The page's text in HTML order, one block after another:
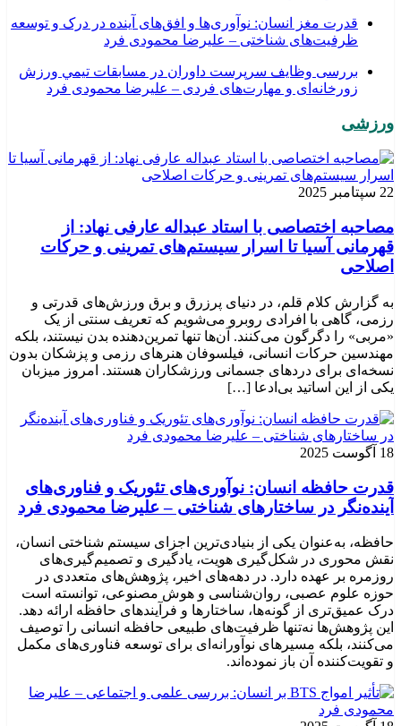
قدرت مغز انسان: نوآوری‌ها و افق‌های آینده در درک و توسعه
ظرفیت‌های شناختی – علیرضا محمودی فرد
بررسی وظايف سرپرست داوران در مسابقات تیمي ورزش
زورخانه‌ای و مهارت‌های فردی – علیرضا محمودی فرد
ورزشی
22 سپتامبر 2025
مصاحبه اختصاصی با استاد عبداله عارفی نهاد: از
قهرمانی آسیا تا اسرار سیستم‌های تمرینی و حرکات
اصلاحی
به گزارش کلام قلم، در دنیای پرزرق و برق ورزش‌های قدرتی و
رزمی، گاهی با افرادی روبرو می‌شویم که تعریف سنتی از یک
«مربی» را دگرگون می‌کنند. آن‌ها تنها تمرین‌دهنده بدن نیستند، بلکه
مهندسین حرکات انسانی، فیلسوفان هنرهای رزمی و پزشکان بدون
نسخه‌ای برای دردهای جسمانی ورزشکاران هستند. امروز میزبان
یکی از این اساتید بی‌ادعا […]
18 آگوست 2025
قدرت حافظه انسان: نوآوری‌های تئوریک و فناوری‌های
آینده‌نگر در ساختارهای شناختی – علیرضا محمودی فرد
حافظه، به‌عنوان یکی از بنیادی‌ترین اجزای سیستم شناختی انسان،
نقش محوری در شکل‌گیری هویت، یادگیری و تصمیم‌گیری‌های
روزمره بر عهده دارد. در دهه‌های اخیر، پژوهش‌های متعددی در
حوزه علوم عصبی، روان‌شناسی و هوش مصنوعی، توانسته‌ است
درک عمیق‌تری از گونه‌ها، ساختارها و فرآیندهای حافظه ارائه دهد.
این پژوهش‌ها نه‌تنها ظرفیت‌های طبیعی حافظه انسانی را توصیف
می‌کنند، بلکه مسیرهای نوآورانه‌ای برای توسعه فناوری‌های مکمل
و تقویت‌کننده آن باز نموده‌اند.